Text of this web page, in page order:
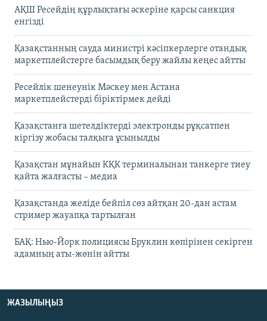
АҚШ Ресейдің құрлықтағы әскеріне қарсы санкция
енгізді
Қазақстанның сауда министрі кәсіпкерлерге отандық
маркетплейстерге басымдық беру жайлы кеңес айтты
Ресейлік шенеунік Мәскеу мен Астана
маркетплейстерді біріктірмек дейді
Қазақстанға шетелдіктерді электронды рұқсатпен
кіргізу жобасы талқыға ұсынылды
Қазақстан мұнайын КҚК терминалынан танкерге тиеу
қайта жалғасты – медиа
Қазақстанда желіде бейпіл сөз айтқан 20-дан астам
стример жауапқа тартылған
БАҚ: Нью-Йорк полициясы Бруклин көпірінен секірген
адамның аты-жөнін айтты
ЖАЗЫЛЫҢЫЗ